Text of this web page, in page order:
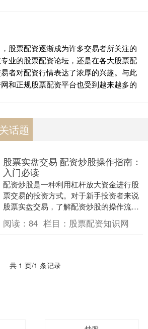
股票配资逐渐成为许多交易者所关注的
业的股票配资论坛，还是在各大股票配
者对配资行情表达了浓厚的兴趣。与此
和正规股票配资平台也受到越来越多的
话题
股票实盘交易 配资炒股操作指南：
入门必读
配资炒股是一种利用杠杆放大资金进行股
票交易的投资方式。对于新手投资者来说
股票实盘交易，了解配资炒股的操作流程
至关重要。 1. 金融界（www.jrj.com.c....
阅读： 84 栏目： 股票配资知识网
共 1 页/1 条记录